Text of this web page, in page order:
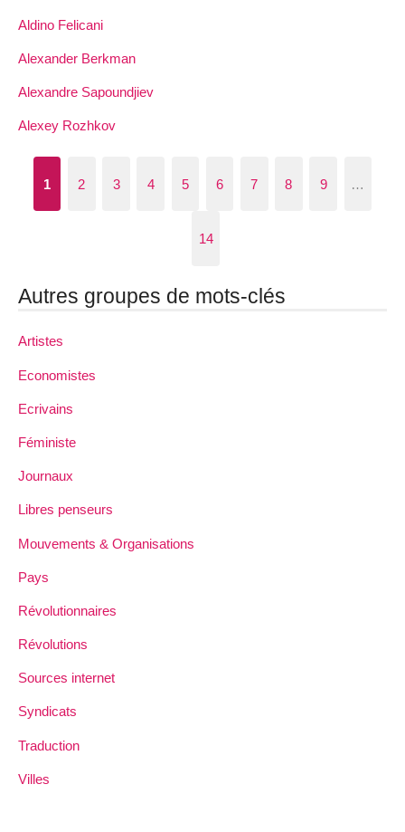
Aldino Felicani
Alexander Berkman
Alexandre Sapoundjiev
Alexey Rozhkov
1 2 3 4 5 6 7 8 9 …
14
Autres groupes de mots-clés
Artistes
Economistes
Ecrivains
Féministe
Journaux
Libres penseurs
Mouvements & Organisations
Pays
Révolutionnaires
Révolutions
Sources internet
Syndicats
Traduction
Villes